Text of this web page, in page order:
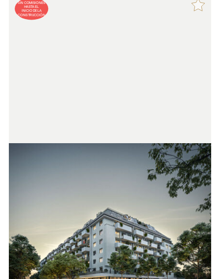
SIN COMISIONES
HASTA EL
INICIO DE LA
CONSTRUCCIÓN